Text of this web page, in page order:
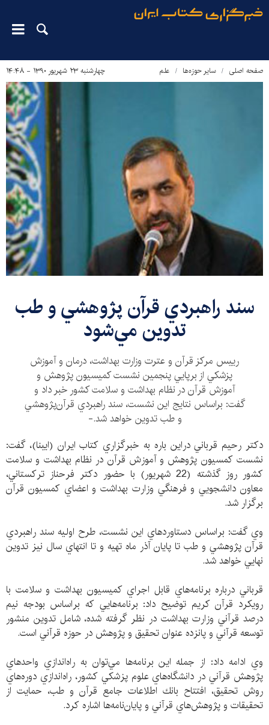
صفحه اصلی سایر حوزه‌ها علم چهارشنبه ۲۳ شهریور ۱۳۹۰ - ۱۴:۴۸
سند راهبردي قرآن پژوهشي و طب
تدوين مي‌شود
رييس مركز قرآن و عترت وزارت بهداشت، درمان و آموزش
پزشكي از برپايي پنجمين نشست كميسيون پژوهش و
آموزش قرآن در نظام بهداشت و سلامت كشور خبر داد و
گفت: براساس نتايج اين نشست، سند راهبردي قرآن‌پژوهشي
و طب تدوين خواهد شد.-
دكتر رحيم قرباني دراين باره به خبرگزاري كتاب ايران (ايبنا)، گفت:
نشست كمسيون پژوهش و آموزش قرآن در نظام بهداشت و سلامت
كشور روز گذشته (22 شهريور) با حضور دكتر فرحناز تركستاني،
معاون دانشجويي و فرهنگي وزارت بهداشت و اعضاي كمسيون قرآن
برگزار شد.
وي گفت: براساس دستاوردهاي اين نشست، طرح اوليه سند راهبردي
قرآن پژوهشي و طب تا پايان آذر ماه تهيه و تا انتهاي سال نيز تدوين
نهايي خواهد شد.
قرباني درباره برنامه‌هاي قابل اجراي كميسيون بهداشت و سلامت با
رويكرد قرآن كريم توضيح داد: برنامه‌هايي كه براساس بودجه نيم
درصد قرآني وزارت بهداشت در نظر گرفته شده، شامل تدوين منشور
توسعه قرآني و پانزده عنوان تحقيق و پژوهش در حوزه قرآني است.
وي ادامه داد: از جمله اين برنامه‌ها مي‌توان به راه‌اندازي واحدهاي
پژوهش قرآني در دانشگاه‌هاي علوم پزشكي كشور، راه‌اندازي دوره‌هاي
روش تحقيق، افتتاح بانك اطلاعات جامع قرآن و طب، حمايت از
تحقيقات و پژوهش‌هاي قرآني و پايان‌نامه‌ها اشاره كرد.